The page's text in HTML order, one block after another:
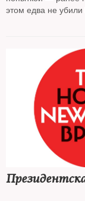
этом едва не